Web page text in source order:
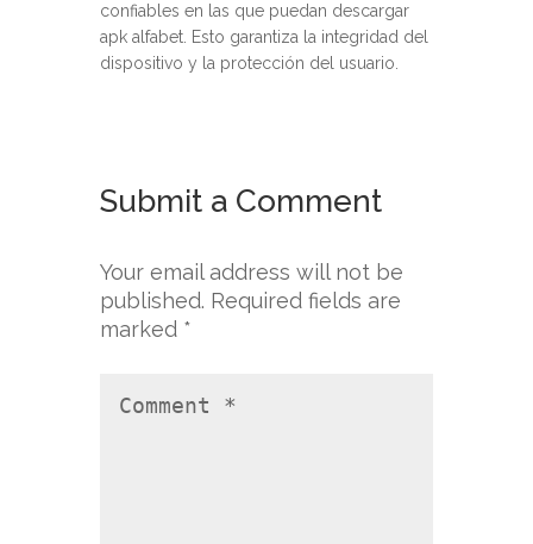
confiables en las que puedan descargar
apk alfabet. Esto garantiza la integridad del
dispositivo y la protección del usuario.
Submit a Comment
Your email address will not be
published. Required fields are
marked *